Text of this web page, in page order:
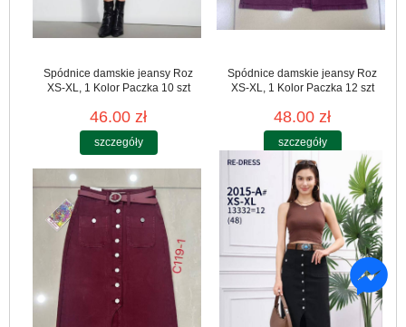
Spódnice damskie jeansy Roz
XS-XL, 1 Kolor Paczka 10 szt
46.00 zł
szczegóły
Spódnice damskie jeansy Roz
XS-XL, 1 Kolor Paczka 12 szt
48.00 zł
szczegóły